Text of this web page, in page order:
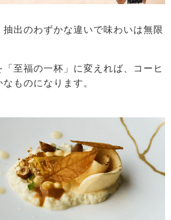
出のわずかな違いで味わいは無限
「至福の一杯」に変えれば、コーヒ
ものになります。